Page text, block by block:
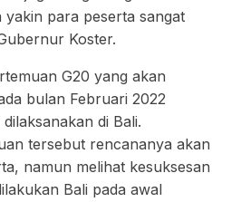
yakin para peserta sangat
Koster.
G20 yang akan
bulan Februari 2022
di Bali.
tersebut rencananya akan
namun melihat kesuksesan
Bali pada awal